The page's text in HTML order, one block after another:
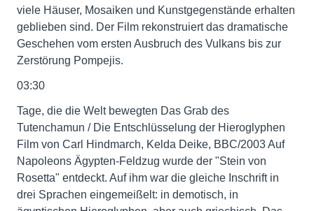
viele Häuser, Mosaiken und Kunstgegenstände erhalten
geblieben sind. Der Film rekonstruiert das dramatische
Geschehen vom ersten Ausbruch des Vulkans bis zur
Zerstörung Pompejis.
03:30
Tage, die die Welt bewegten Das Grab des
Tutenchamun / Die Entschlüsselung der Hieroglyphen
Film von Carl Hindmarch, Kelda Deike, BBC/2003 Auf
Napoleons Ägypten-Feldzug wurde der "Stein von
Rosetta" entdeckt. Auf ihm war die gleiche Inschrift in
drei Sprachen eingemeißelt: in demotisch, in